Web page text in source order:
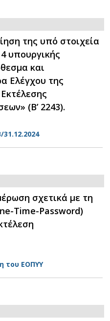
της υπό στοιχεία
υπουργικής
και
Ελέγχου της
(Β’ 2243).
σχετικά με τη
Time-Password)
του ΕΟΠΥΥ